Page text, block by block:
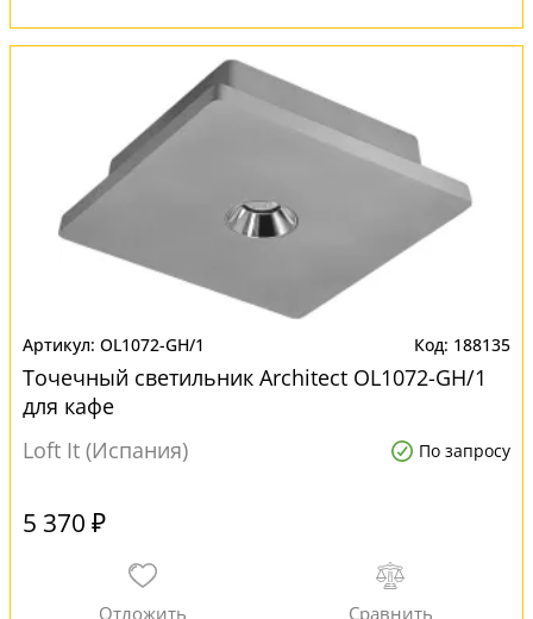
OL1072-GH/1 188135
Точечный светильник Architect OL1072-GH/1
для кафе
Loft It (Испания)
По запросу
5 370 ₽